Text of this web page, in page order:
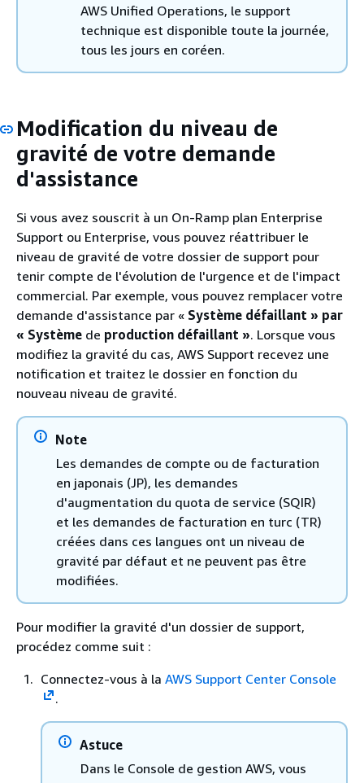
AWS Unified Operations, le support
technique est disponible toute la journée,
tous les jours en coréen.
Modification du niveau de
gravité de votre demande
d'assistance
Si vous avez souscrit à un On-Ramp plan Enterprise
Support ou Enterprise, vous pouvez réattribuer le
niveau de gravité de votre dossier de support pour
tenir compte de l'évolution de l'urgence et de l'impact
commercial. Par exemple, vous pouvez remplacer votre
demande d'assistance par « Système défaillant » par
« Système de production défaillant ». Lorsque vous
modifiez la gravité du cas, AWS Support recevez une
notification et traitez le dossier en fonction du
nouveau niveau de gravité.
Note
Les demandes de compte ou de facturation
en japonais (JP), les demandes
d'augmentation du quota de service (SQIR)
et les demandes de facturation en turc (TR)
créées dans ces langues ont un niveau de
gravité par défaut et ne peuvent pas être
modifiées.
Pour modifier la gravité d'un dossier de support,
procédez comme suit :
Connectez-vous à la AWS Support Center Console
.
Astuce
Dans le Console de gestion AWS, vous